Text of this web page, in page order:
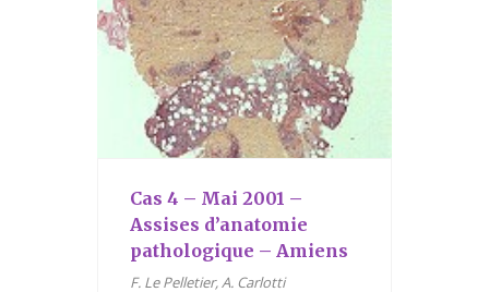
Cas 4 – Mai 2001 –
Assises d’anatomie
pathologique – Amiens
F. Le Pelletier, A. Carlotti